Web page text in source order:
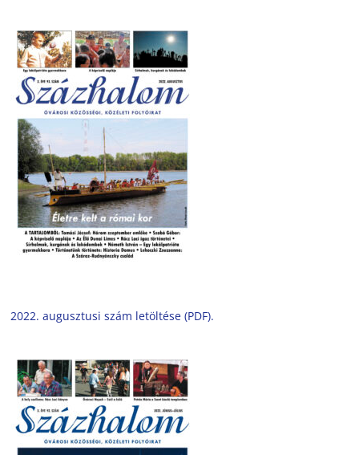
2022. augusztusi szám letöltése (PDF).